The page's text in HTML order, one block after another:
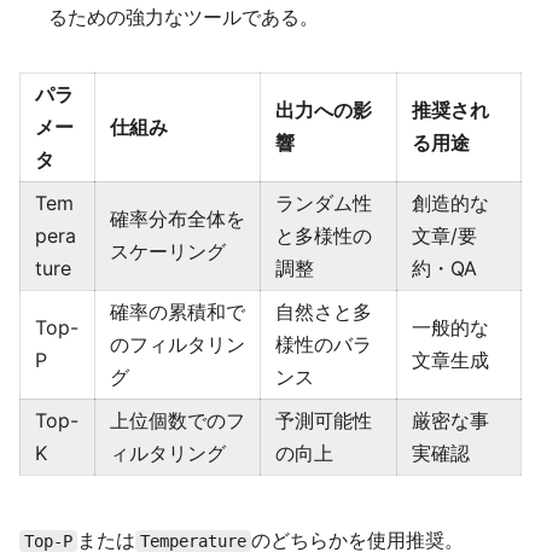
るための強力なツールである。
パラ
メー
タ
仕組み
出力への影
響
推奨され
る用途
Tem
pera
ture
確率分布全体を
スケーリング
ランダム性
と多様性の
調整
創造的な
文章/要
約・QA
Top-
P
確率の累積和で
のフィルタリン
グ
自然さと多
様性のバラ
ンス
一般的な
文章生成
Top-
K
上位個数でのフ
ィルタリング
予測可能性
の向上
厳密な事
実確認
Top-P または Temperature のどちらかを使用推奨。